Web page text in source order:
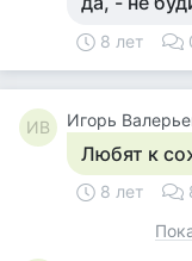
8 лет
ИВ Игорь
Любят к
8 лет